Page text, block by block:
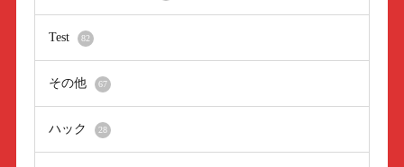
Test 82
その他 67
ハック 28